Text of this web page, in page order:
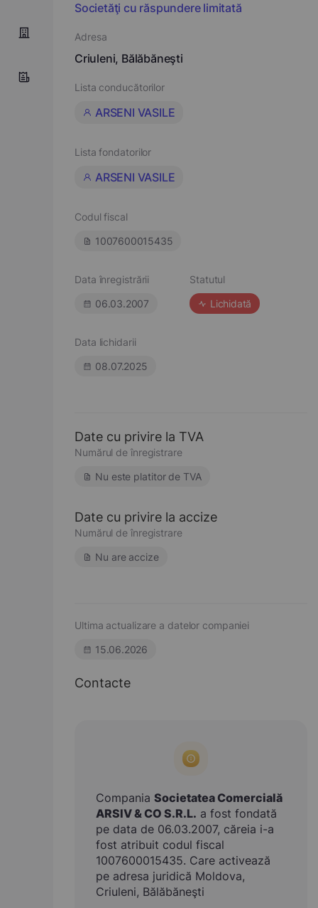
Societăţi cu răspundere limitată
Adresa
Criuleni, Bălăbăneşti
Lista conducătorilor
ARSENI VASILE
Lista fondatorilor
ARSENI VASILE
Codul fiscal
1007600015435
Data înregistrării
06.03.2007
Statutul
Lichidată
Data lichidarii
08.07.2025
Date cu privire la TVA
Numărul de înregistrare
Nu este platitor de TVA
Date cu privire la accize
Numărul de înregistrare
Nu are accize
Ultima actualizare a datelor companiei
15.06.2026
Contacte
Compania Societatea Comercială
ARSIV & CO S.R.L. a fost fondată
pe data de 06.03.2007, căreia i-a
fost atribuit codul fiscal
1007600015435. Care activează
pe adresa juridică Moldova,
Criuleni, Bălăbăneşti